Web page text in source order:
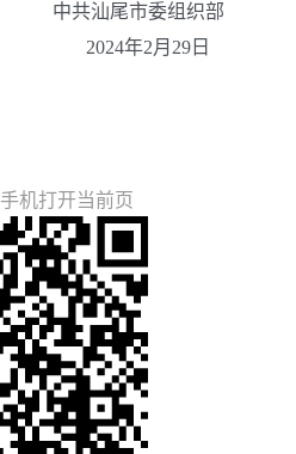
中共汕尾市委组织部
2024年2月29日
机打开当前页